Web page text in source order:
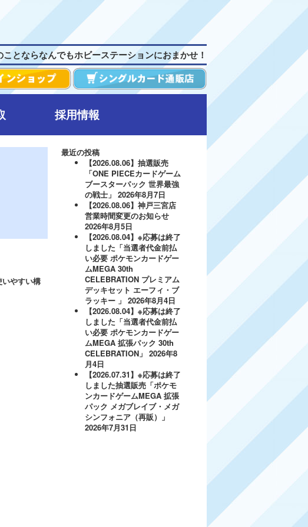
とならなんでもホビーステーションにおまかせ！
採用情報
やすい構
最近の投稿
【2026.08.06】抽選販売
「ONE PIECEカードゲーム
ブースターパック 世界最強
の戦士」 2026年8月7日
【2026.08.06】神戸三宮店
営業時間変更のお知らせ
2026年8月5日
【2026.08.04】※応募は終了
しました「当選者代金前払
い必要 ポケモンカードゲー
ムMEGA 30th
CELEBRATION プレミアム
デッキセット エーフィ・ブ
ラッキー 」 2026年8月4日
【2026.08.04】※応募は終了
しました「当選者代金前払
い必要 ポケモンカードゲー
ムMEGA 拡張パック 30th
CELEBRATION」 2026年8
月4日
【2026.07.31】※応募は終了
しました抽選販売「ポケモ
ンカードゲームMEGA 拡張
パック メガブレイブ・メガ
シンフォニア（再販）」
2026年7月31日